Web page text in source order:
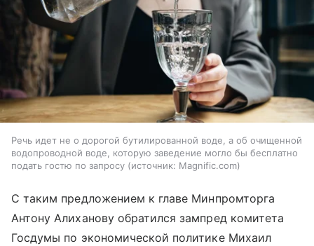
Речь идет не о дорогой бутилированной воде, а об очищенной
водопроводной воде, которую заведение могло бы бесплатно
подать гостю по запросу
источник: Magnific.com
С таким предложением к главе Минпромторга
Антону Алиханову обратился зампред комитета
Госдумы по экономической политике Михаил